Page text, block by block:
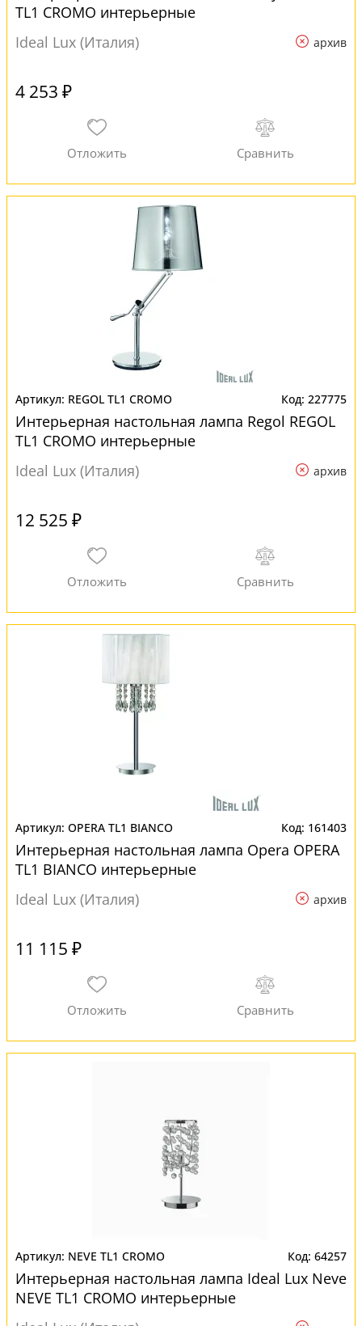
TL1 CROMO интерьерные
Ideal Lux (Италия)
архив
4 253 ₽
REGOL TL1 CROMO 227775
Интерьерная настольная лампа Regol REGOL
TL1 CROMO интерьерные
Ideal Lux (Италия)
архив
12 525 ₽
OPERA TL1 BIANCO 161403
Интерьерная настольная лампа Opera OPERA
TL1 BIANCO интерьерные
Ideal Lux (Италия)
архив
11 115 ₽
NEVE TL1 CROMO 64257
Интерьерная настольная лампа Ideal Lux Neve
NEVE TL1 CROMO интерьерные